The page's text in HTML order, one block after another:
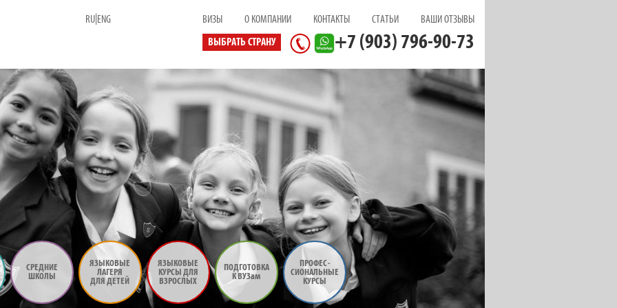
RU ENG ВАШИ ОТЗЫВЫ
СТАТЬИ
КОНТАКТЫ
О КОМПАНИИ
ВИЗЫ
+7 (903) 796-90-73
ВЫБРАТЬ СТРАНУ
СРЕДНИЕ
ШКОЛЫ
ЯЗЫКОВЫЕ
ЛАГЕРЯ
ДЛЯ ДЕТЕЙ
ЯЗЫКОВЫЕ
КУРСЫ ДЛЯ
ВЗРОСЛЫХ
ПОДГОТОВКА
К ВУЗам
ПРОФЕС-
СИОНАЛЬНЫЕ
КУРСЫ